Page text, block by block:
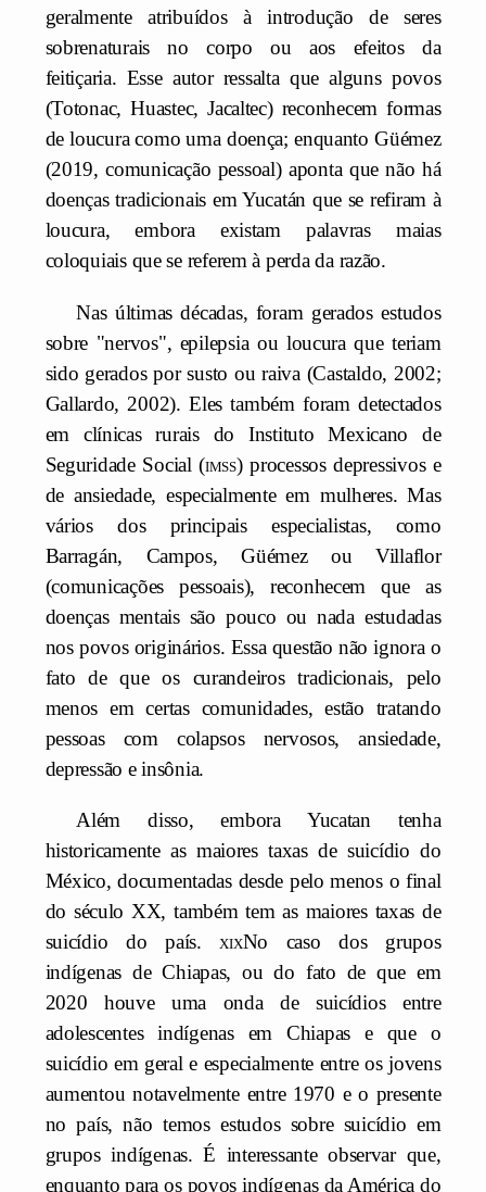
geralmente atribuídos à introdução de seres
sobrenaturais no corpo ou aos efeitos da
feitiçaria. Esse autor ressalta que alguns povos
(Totonac, Huastec, Jacaltec) reconhecem formas
de loucura como uma doença; enquanto Güémez
(2019, comunicação pessoal) aponta que não há
doenças tradicionais em Yucatán que se refiram à
loucura, embora existam palavras maias
coloquiais que se referem à perda da razão.
Nas últimas décadas, foram gerados estudos
sobre "nervos", epilepsia ou loucura que teriam
sido gerados por susto ou raiva (Castaldo, 2002;
Gallardo, 2002). Eles também foram detectados
em clínicas rurais do Instituto Mexicano de
Seguridade Social (imss) processos depressivos e
de ansiedade, especialmente em mulheres. Mas
vários dos principais especialistas, como
Barragán, Campos, Güémez ou Villaflor
(comunicações pessoais), reconhecem que as
doenças mentais são pouco ou nada estudadas
nos povos originários. Essa questão não ignora o
fato de que os curandeiros tradicionais, pelo
menos em certas comunidades, estão tratando
pessoas com colapsos nervosos, ansiedade,
depressão e insônia.
Além disso, embora Yucatan tenha
historicamente as maiores taxas de suicídio do
México, documentadas desde pelo menos o final
do século XX, também tem as maiores taxas de
suicídio do país.xixNo caso dos grupos
indígenas de Chiapas, ou do fato de que em
2020 houve uma onda de suicídios entre
adolescentes indígenas em Chiapas e que o
suicídio em geral e especialmente entre os jovens
aumentou notavelmente entre 1970 e o presente
no país, não temos estudos sobre suicídio em
grupos indígenas. É interessante observar que,
enquanto para os povos indígenas da América do